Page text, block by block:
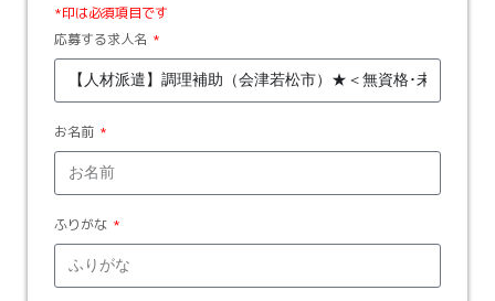
*印は必須項目です
応募する求人名
お名前
ふりがな